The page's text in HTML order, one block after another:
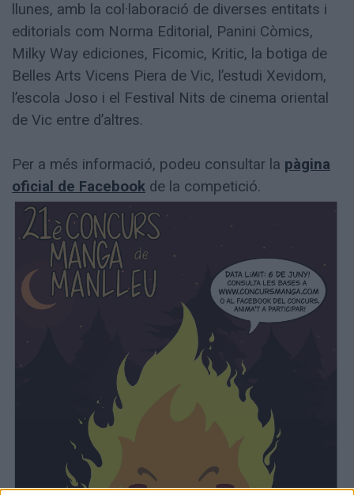
llunes, amb la col·laboració de diverses entitats i
editorials com Norma Editorial, Panini Còmics,
Milky Way ediciones, Ficomic, Kritic, la botiga de
Belles Arts Vicens Piera de Vic, l’estudi Xevidom,
l’escola Joso i el Festival Nits de cinema oriental
de Vic entre d’altres.
Per a més informació, podeu consultar la pàgina
oficial de Facebook de la competició.